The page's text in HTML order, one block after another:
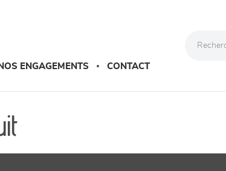
NOS ENGAGEMENTS CONTACT